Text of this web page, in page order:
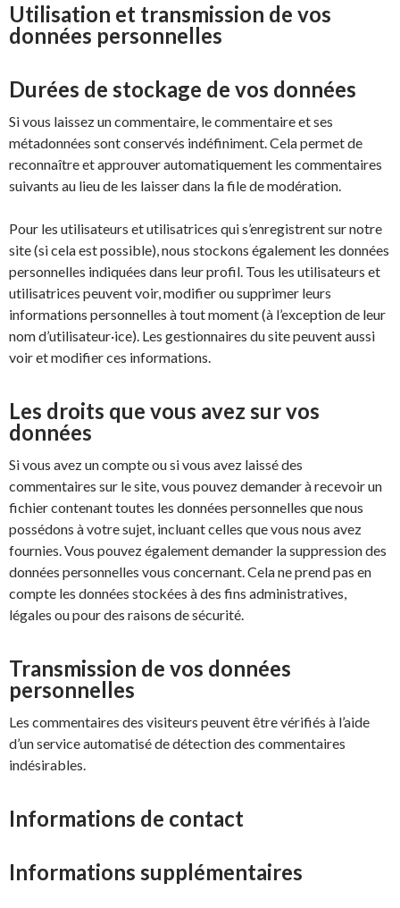
Utilisation et transmission de vos
données personnelles
Durées de stockage de vos données
Si vous laissez un commentaire, le commentaire et ses
métadonnées sont conservés indéfiniment. Cela permet de
reconnaître et approuver automatiquement les commentaires
suivants au lieu de les laisser dans la file de modération.
Pour les utilisateurs et utilisatrices qui s’enregistrent sur notre
site (si cela est possible), nous stockons également les données
personnelles indiquées dans leur profil. Tous les utilisateurs et
utilisatrices peuvent voir, modifier ou supprimer leurs
informations personnelles à tout moment (à l’exception de leur
nom d’utilisateur·ice). Les gestionnaires du site peuvent aussi
voir et modifier ces informations.
Les droits que vous avez sur vos
données
Si vous avez un compte ou si vous avez laissé des
commentaires sur le site, vous pouvez demander à recevoir un
fichier contenant toutes les données personnelles que nous
possédons à votre sujet, incluant celles que vous nous avez
fournies. Vous pouvez également demander la suppression des
données personnelles vous concernant. Cela ne prend pas en
compte les données stockées à des fins administratives,
légales ou pour des raisons de sécurité.
Transmission de vos données
personnelles
Les commentaires des visiteurs peuvent être vérifiés à l’aide
d’un service automatisé de détection des commentaires
indésirables.
Informations de contact
Informations supplémentaires